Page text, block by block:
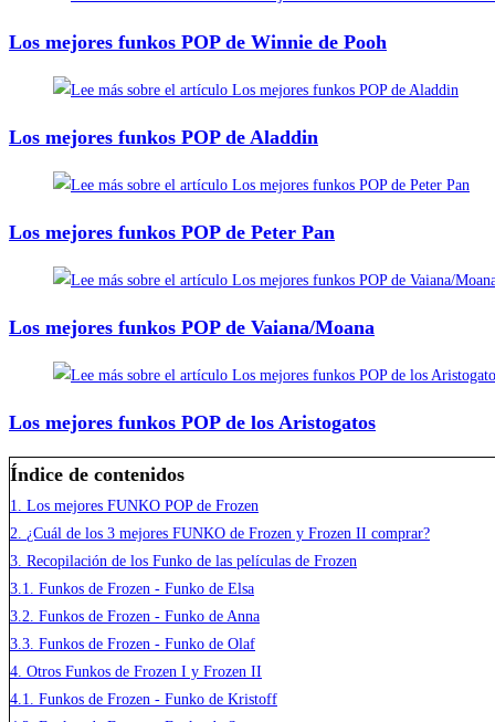
Los mejores funkos POP de Winnie de Pooh
Los mejores funkos POP de Aladdin
Los mejores funkos POP de Peter Pan
Los mejores funkos POP de Vaiana/Moana
Los mejores funkos POP de los Aristogatos
Índice de contenidos
1.
Los mejores FUNKO POP de Frozen
2.
¿Cuál de los 3 mejores FUNKO de Frozen y Frozen II comprar?
3. Recopilación de los Funko de las películas de Frozen
3.1.
Funkos de Frozen - Funko de Elsa
3.2. Funkos de Frozen - Funko de Anna
3.3. Funkos de Frozen - Funko de Olaf
4. Otros Funkos de Frozen I y Frozen II
4.1.
Funkos de Frozen - Funko de Kristoff